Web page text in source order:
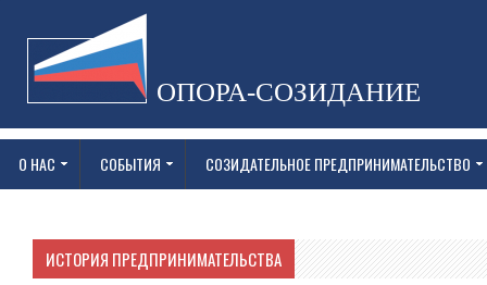
ОПОРА-СОЗИДАНИЕ
О НАС СОБЫТИЯ СОЗИДАТЕЛЬНОЕ ПРЕДПРИНИМАТЕЛЬСТВО
ИСТОРИЯ ПРЕДПРИНИМАТЕЛЬСТВА